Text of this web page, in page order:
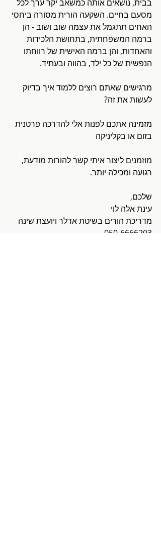
בבית, נושאים אותה כמשאב יקר ערך לכל
מסעם בחיים. השקעה הורית מסורה ביחסי
האחים תתגמל את עצמה שוב ושוב - הן
ברמה המשפחתית, בתחושת הלכידות
והאחדות, והן ברמה האישית של רווחתו
הנפשית של כל ילד, בהווה ובעתיד.
מרגישים שאתם רוצים ללמוד איך בדיוק
לעשות את זה?
מזמינה אתכם לפנות אלי להדרכה פרטנית
בזום או בקליניקה
מוזמנים ליצור איתי קשר להורות מודעת,
רגועה ומכילה יותר.
שלכם,
עינת אלה לוי
מדריכת הורים בשיטת אדלר ויועצת שינה
050-6666203